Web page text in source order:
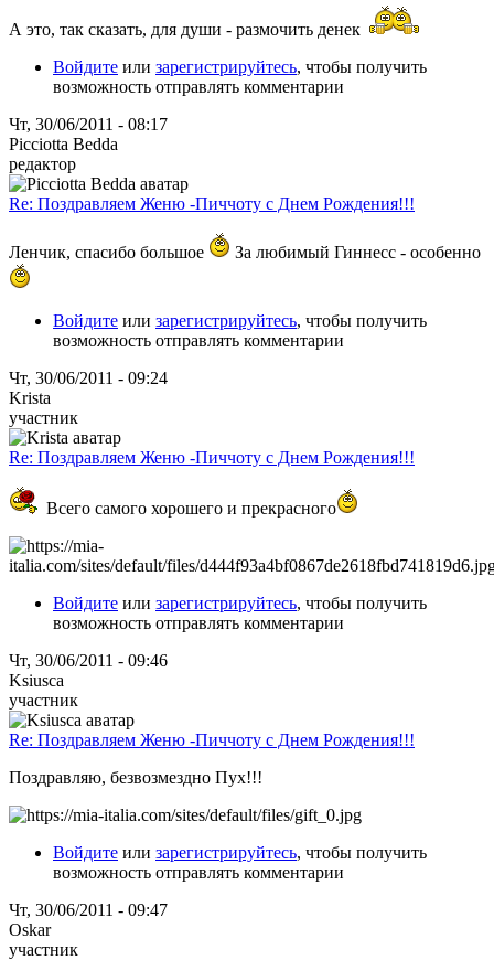
А это, так сказать, для души - размочить денек
Войдите или зарегистрируйтесь, чтобы получить
возможность отправлять комментарии
Чт, 30/06/2011 - 08:17
Picciotta Bedda
редактор
Re: Поздравляем Женю -Пиччоту с Днем Рождения!!!
Ленчик, спасибо большое За любимый Гиннесс - особенно
Войдите или зарегистрируйтесь, чтобы получить
возможность отправлять комментарии
Чт, 30/06/2011 - 09:24
Krista
участник
Re: Поздравляем Женю -Пиччоту с Днем Рождения!!!
Всего самого хорошего и прекрасного
Войдите или зарегистрируйтесь, чтобы получить
возможность отправлять комментарии
Чт, 30/06/2011 - 09:46
Ksiusca
участник
Re: Поздравляем Женю -Пиччоту с Днем Рождения!!!
Поздравляю, безвозмездно Пух!!!
Войдите или зарегистрируйтесь, чтобы получить
возможность отправлять комментарии
Чт, 30/06/2011 - 09:47
Oskar
участник